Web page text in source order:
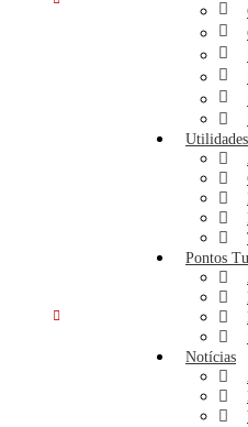
Utilidades
Pontos
Notícias
Catarina Peixoto - O lugar ideal
os nossos serviços e
Atendimento por marcação!
Massagens :: Pedicure ::
Auricolaterapia :: Limpezas de
EmbelezArte Esmalteria em
Embelez´Arte Esmalteria
altamente capacitadas para